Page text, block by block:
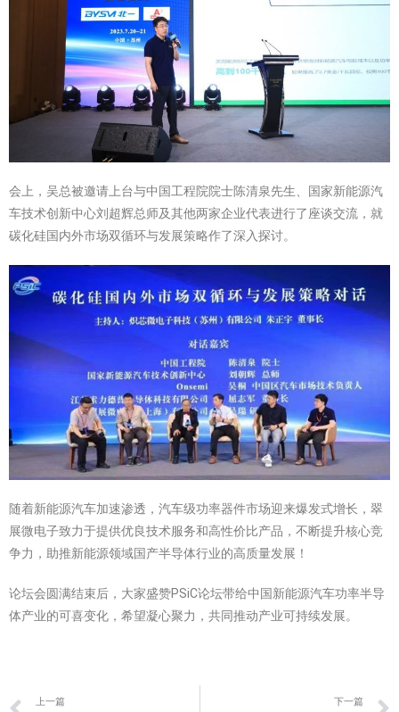
会上，吴总被邀请上台与中国工程院院士陈清泉先生、国家新能源汽
车技术创新中心刘超辉总师及其他两家企业代表进行了座谈交流，就
碳化硅国内外市场双循环与发展策略作了深入探讨。
随着新能源汽车加速渗透，汽车级功率器件市场迎来爆发式增长，翠
展微电子致力于提供优良技术服务和高性价比产品，不断提升核心竞
争力，助推新能源领域国产半导体行业的高质量发展！
论坛会圆满结束后，大家盛赞PSiC论坛带给中国新能源汽车功率半导
体产业的可喜变化，希望凝心聚力，共同推动产业可持续发展。
上一篇 下一篇